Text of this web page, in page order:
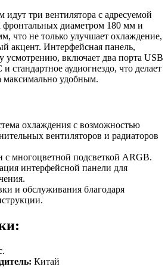
идут три вентилятора с адресуемой
фронтальных диаметром 180 мм и
что не только улучшает охлаждение,
акцент. Интерфейсная панель,
усмотрению, включает два порта USB
стандартное аудиогнездо, что делает
максимально удобным.
охлаждения с возможностью
вентиляторов и радиаторов
с многоцветной подсветкой ARGB.
интерфейсной панели для
и обслуживания благодаря
Китай